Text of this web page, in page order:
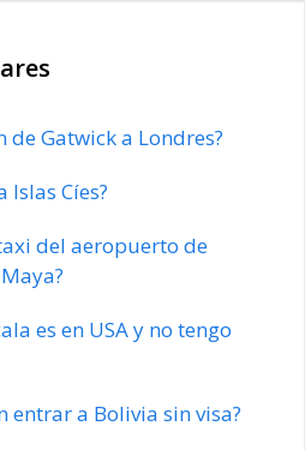
de Gatwick a Londres?
Islas Cíes?
del aeropuerto de
es en USA y no tengo
entrar a Bolivia sin visa?